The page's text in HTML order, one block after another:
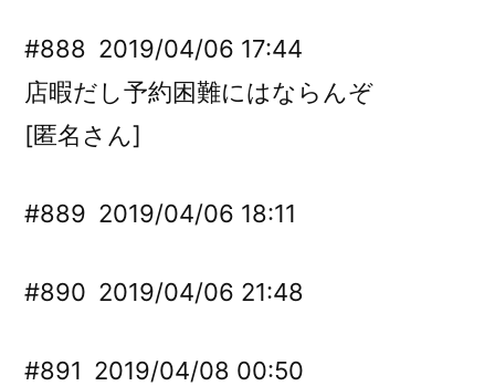
#888 2019/04/06 17:44
店暇だし予約困難にはならんぞ
[匿名さん]
#889 2019/04/06 18:11
#890 2019/04/06 21:48
#891 2019/04/08 00:50